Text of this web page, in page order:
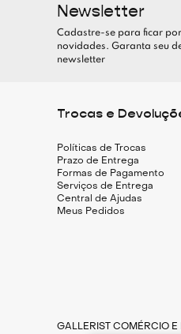
Newsletter
Cadastre-se para ficar
novidades. Garanta seu
newsletter
Trocas e
Políticas de Trocas
Prazo de Entrega
Formas de Pagamento
Serviços de Entrega
Central de Ajudas
Meus Pedidos
GALLERIST COMÉRCIO